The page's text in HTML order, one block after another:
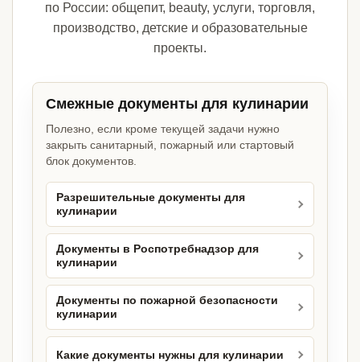
по России: общепит, beauty, услуги, торговля,
производство, детские и образовательные
проекты.
Смежные документы для кулинарии
Полезно, если кроме текущей задачи нужно
закрыть санитарный, пожарный или стартовый
блок документов.
Разрешительные документы для
кулинарии
Документы в Роспотребнадзор для
кулинарии
Документы по пожарной безопасности
кулинарии
Какие документы нужны для кулинарии